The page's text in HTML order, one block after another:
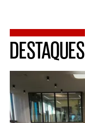
DESTAQUES